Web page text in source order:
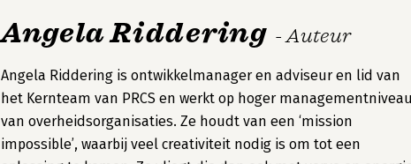
Angela Riddering - Auteur
Angela Riddering is ontwikkelmanager en adviseur en lid van
het Kernteam van PRCS en werkt op hoger
van overheidsorganisaties. Ze houdt van een ‘mission
impossible’, waarbij veel creativiteit nodig is om tot een